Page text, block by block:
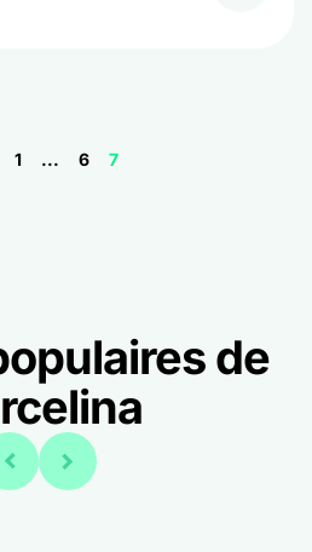
1 ... 6 7
de